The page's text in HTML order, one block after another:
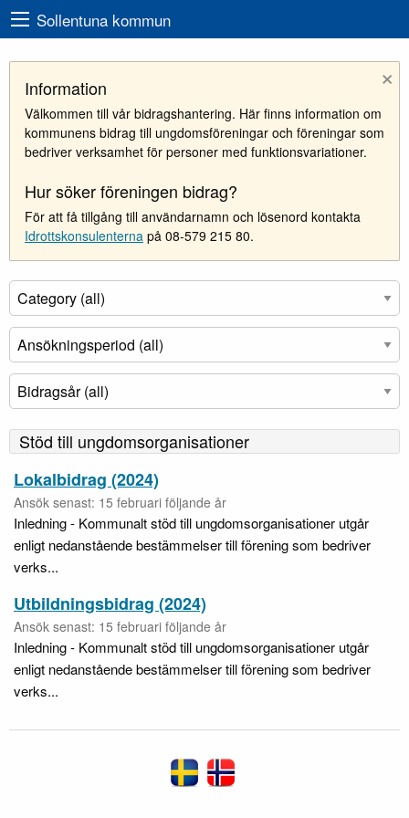
Sollentuna kommun
×
Information
Välkommen till vår bidragshantering. Här finns information om
kommunens bidrag till ungdomsföreningar och föreningar som
bedriver verksamhet för personer med funktionsvariationer.
Hur söker föreningen bidrag?
För att få tillgång till användarnamn och lösenord kontakta
Idrottskonsulenterna på 08-579 215 80.
Stöd till ungdomsorganisationer
Lokalbidrag (2024)
Ansök senast: 15 februari följande år
Inledning - Kommunalt stöd till ungdomsorganisationer utgår
enligt nedanstående bestämmelser till förening som bedriver
verks...
Utbildningsbidrag (2024)
Ansök senast: 15 februari följande år
Inledning - Kommunalt stöd till ungdomsorganisationer utgår
enligt nedanstående bestämmelser till förening som bedriver
verks...